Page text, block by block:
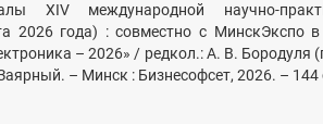
ХIV международной научно-
2026 года) : совместно с МинскЭкспо
– 2026» / редкол.: А. В. Бородуля
– Минск : Бизнесофсет, 2026. – 144